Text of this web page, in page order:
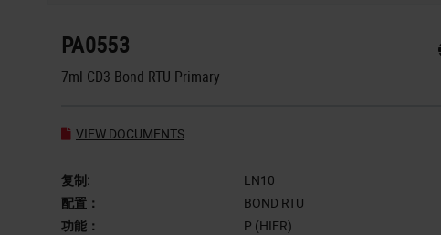
PA0553
7ml CD3 Bond RTU Primary
VIEW DOCUMENTS
复制: LN10
配置：
BOND RTU
功能：
P (HIER)